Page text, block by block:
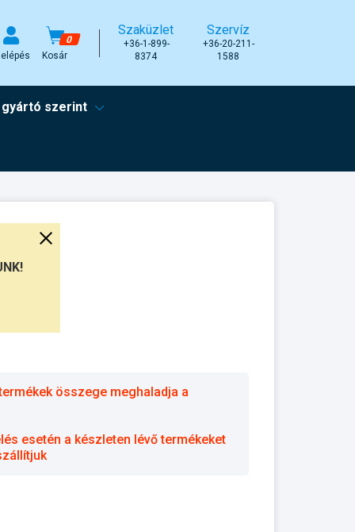
0
Kosár
Szaküzlet
+36-1-899-
8374
Szervíz
+36-20-211-
1588
szerint
összege meghaladja a
esetén a készleten lévő termékeket